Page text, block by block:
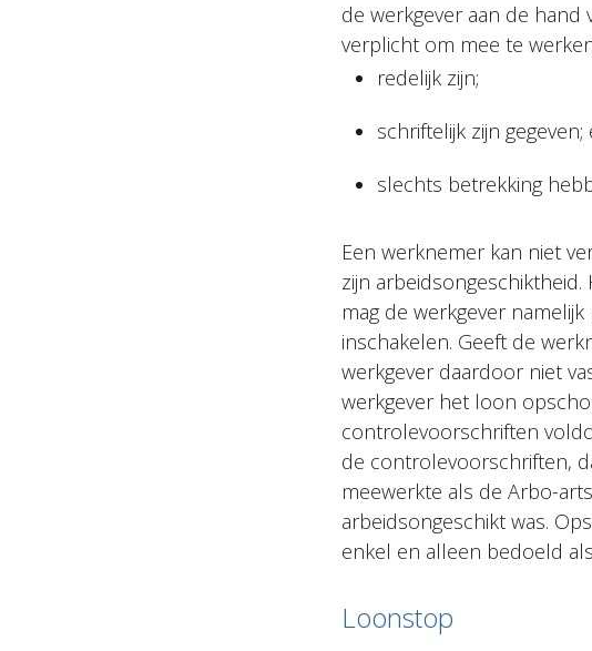
de werkgever aan de
verplicht om mee te
redelijk zijn;
schriftelijk zijn gegeven;
slechts betrekking
Een werknemer kan niet
zijn
mag de werkgever
inschakelen. Geeft de
werkgever daardoor niet
werkgever het loon
controlevoorschriften
de controlevoorschriften,
meewerkte als de Arbo-
arbeidsongeschikt was.
enkel en alleen bedoeld
Loonstop